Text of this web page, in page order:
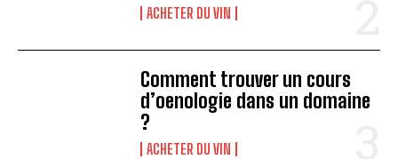
ACHETER DU VIN
Comment trouver un cours
d’oenologie dans un domaine
?
ACHETER DU VIN